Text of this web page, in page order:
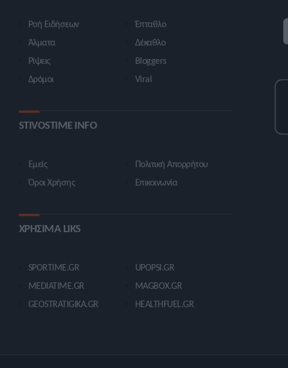
Ροή Ειδήσεων
Άλματα
Ρίψεις
Δρόμοι
Έπταθλο
Δέκαθλο
Bloggers
Viral
STIVOSTIME INFO
Εμείς
Όροι Χρήσης
Πολιτική Απορρήτου
Επικοινωνία
ΧΡΗΣΙΜΑ LIKS
SPORTIME.GR
MEDIATIME.GR
GEOSTRATIGIKA.GR
UPOPSI.GR
MAGBOX.GR
HEALTHFUEL.GR